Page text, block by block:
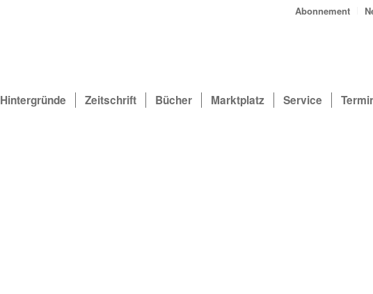
Abonnement
Hintergründe Zeitschrift Bücher Marktplatz Service